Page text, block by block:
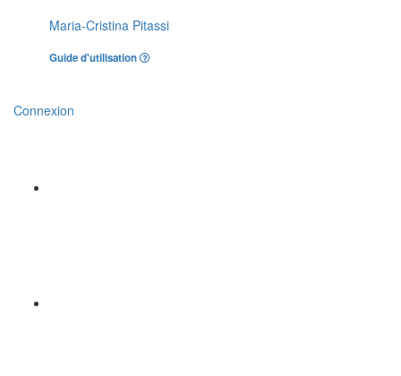
Maria-Cristina Pitassi
Guide d'utilisation
Connexion